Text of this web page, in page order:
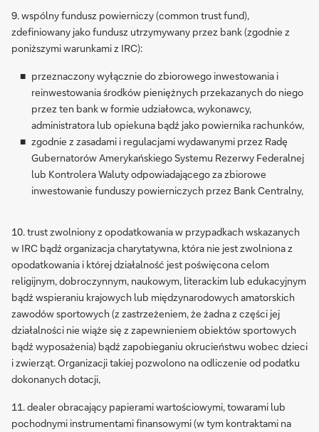
9. wspólny fundusz powierniczy (common trust fund),
zdefiniowany jako fundusz utrzymywany przez bank (zgodnie z
poniższymi warunkami z IRC):
przeznaczony wyłącznie do zbiorowego inwestowania i
reinwestowania środków pieniężnych przekazanych do niego
przez ten bank w formie udziałowca, wykonawcy,
administratora lub opiekuna bądź jako powiernika rachunków,
zgodnie z zasadami i regulacjami wydawanymi przez Radę
Gubernatorów Amerykańskiego Systemu Rezerwy Federalnej
lub Kontrolera Waluty odpowiadającego za zbiorowe
inwestowanie funduszy powierniczych przez Bank Centralny,
10. trust zwolniony z opodatkowania w przypadkach wskazanych
w IRC bądź organizacja charytatywna, która nie jest zwolniona z
opodatkowania i której działalność jest poświęcona celom
religijnym, dobroczynnym, naukowym, literackim lub edukacyjnym
bądź wspieraniu krajowych lub międzynarodowych amatorskich
zawodów sportowych (z zastrzeżeniem, że żadna z części jej
działalności nie wiąże się z zapewnieniem obiektów sportowych
bądź wyposażenia) bądź zapobieganiu okrucieństwu wobec dzieci
i zwierząt. Organizacji takiej pozwolono na odliczenie od podatku
dokonanych dotacji,
11. dealer obracający papierami wartościowymi, towarami lub
pochodnymi instrumentami finansowymi (w tym kontraktami na